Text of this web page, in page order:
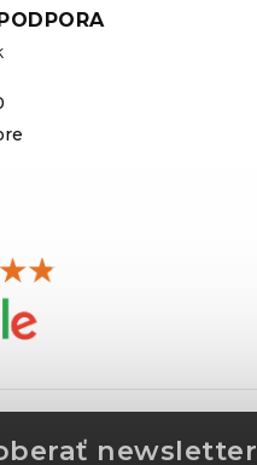
newsletter